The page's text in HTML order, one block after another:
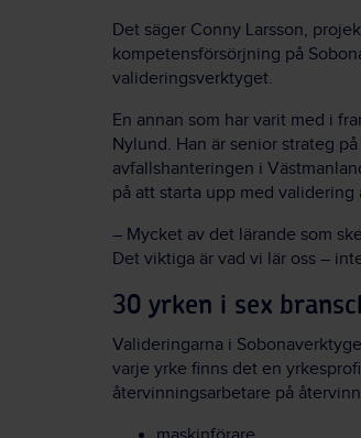
Det säger Conny Larsson,
kompetensförsörjning på
valideringsverktyget.
En annan som har varit med i
Nylund. Han är senior strateg
avfallshanteringen i
på att starta upp med validering
– Mycket av det lärande som
Det viktiga är vad vi lär oss –
30 yrken i sex
Valideringarna i
varje yrke finns det en
återvinningsarbetare på